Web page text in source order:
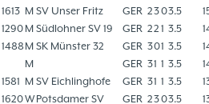
1613 M SV Unser Fritz GER 2303.5
1290 M Südlohner SV 19 GER 22 1 3.5
1488M SK Münster 32 GER 301 3.5
M GER 31 1 3.5
1581 M SV Eichlinghofe GER 31 1 3.5
1620W Potsdamer SV GER 2303.5